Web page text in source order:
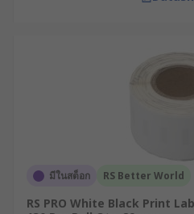
บาร์โค้ด (Barcode Printers) โ
สติ๊กเกอร์ที่ถูกไดคัท (Die-cut) เ
แกน (Core) เพื่อให้สามารถป้อน
องค์ประกอบหลักของสติ๊กเกอร์ม้
ด้วย:
วัสดุผิวหน้า (Face Stock)
มีในสต็อก RS Better World
RS PRO White Black Print